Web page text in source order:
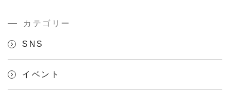
カテゴリー
SNS
イベント